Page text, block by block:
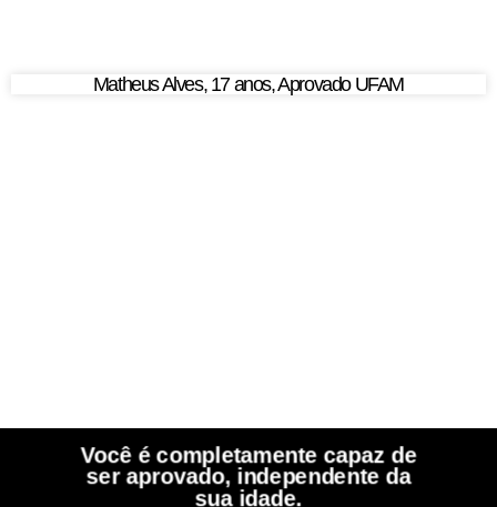
Matheus Alves, 17 anos, Aprovado UFAM
Você é completamente capaz de
ser aprovado, independente da
sua idade.​